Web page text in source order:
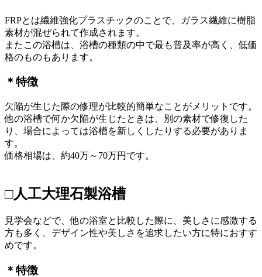
FRPとは繊維強化プラスチックのことで、ガラス繊維に樹脂
素材が混ぜられて作成されます。
またこの浴槽は、浴槽の種類の中で最も普及率が高く、低価
格のものもあります。
＊特徴
欠陥が生じた際の修理が比較的簡単なことがメリットです。
他の浴槽で何か欠陥が生じたときは、別の素材で修復した
り、場合によっては浴槽を新しくしたりする必要がありま
す。
価格相場は、約40万～70万円です。
□人工大理石製浴槽
見学会などで、他の浴室と比較した際に、美しさに感激する
方も多く、デザイン性や美しさを追求したい方に特におすす
めです。
＊特徴